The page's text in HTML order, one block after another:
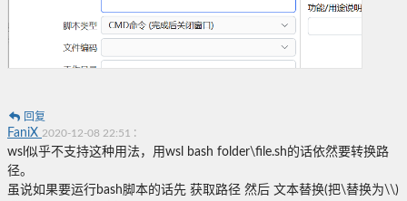
回复
FaniX 2020-12-08 22:51 :
wsl似乎不支持这种用法，用wsl bash folder\file.sh的话依然要转换路
径。
虽说如果要运行bash脚本的话先 获取路径 然后 文本替换(把\替换为\\)